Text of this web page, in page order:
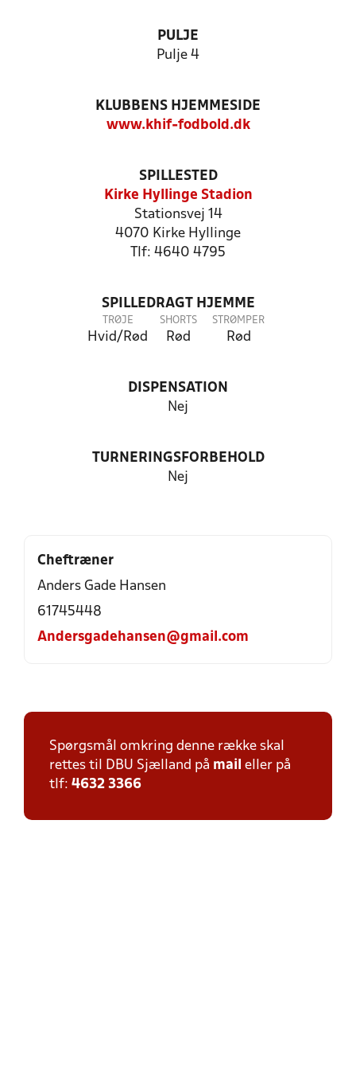
PULJE
Pulje 4
KLUBBENS HJEMMESIDE
www.khif-fodbold.dk
SPILLESTED
Kirke Hyllinge Stadion
Stationsvej 14
4070 Kirke Hyllinge
Tlf: 4640 4795
SPILLEDRAGT HJEMME
TRØJE
Hvid/Rød
SHORTS
Rød
STRØMPER
Rød
DISPENSATION
Nej
TURNERINGSFORBEHOLD
Nej
Cheftræner
Anders Gade Hansen
61745448
Andersgadehansen@gmail.com
Spørgsmål omkring denne række skal
rettes til DBU Sjælland på mail eller på
tlf: 4632 3366